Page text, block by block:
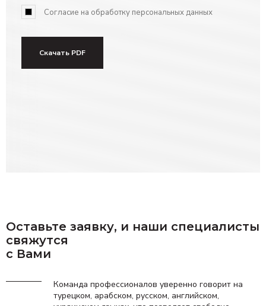
Согласие на обработку персональных данных
Скачать PDF
Оставьте заявку, и наши специалисты
свяжутся
с Вами
Команда профессионалов уверенно говорит на
турецком, арабском, русском, английском,